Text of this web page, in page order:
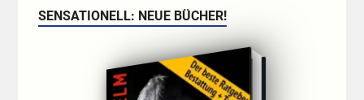
SENSATIONELL: NEUE BÜCHER!